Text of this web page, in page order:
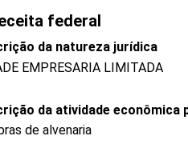
federal
da natureza jurídica
EMPRESARIA LIMITADA
da atividade econômica
de alvenaria